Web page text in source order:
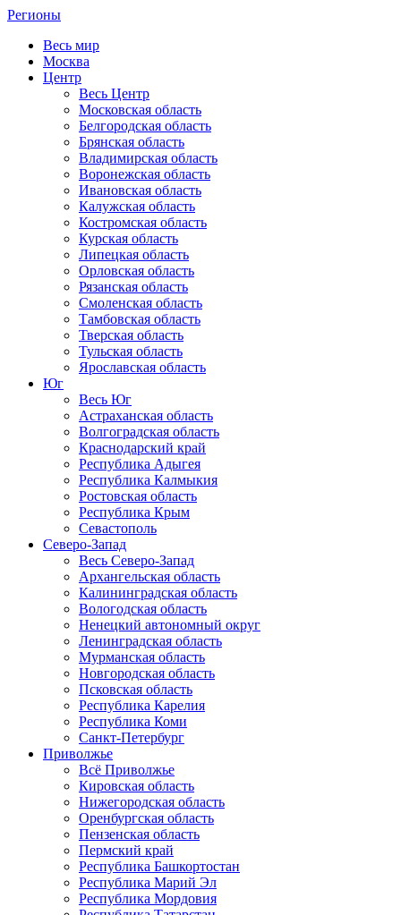
Регионы
Весь мир
Москва
Центр
Весь Центр
Московская область
Белгородская область
Брянская область
Владимирская область
Воронежская область
Ивановская область
Калужская область
Костромская область
Курская область
Липецкая область
Орловская область
Рязанская область
Смоленская область
Тамбовская область
Тверская область
Тульская область
Ярославская область
Юг
Весь Юг
Астраханская область
Волгоградская область
Краснодарский край
Республика Адыгея
Республика Калмыкия
Ростовская область
Республика Крым
Севастополь
Северо-Запад
Весь Северо-Запад
Архангельская область
Калининградская область
Вологодская область
Ненецкий автономный округ
Ленинградская область
Мурманская область
Новгородская область
Псковская область
Республика Карелия
Республика Коми
Санкт-Петербург
Приволжье
Всё Приволжье
Кировская область
Нижегородская область
Оренбургская область
Пензенская область
Пермский край
Республика Башкортостан
Республика Марий Эл
Республика Мордовия